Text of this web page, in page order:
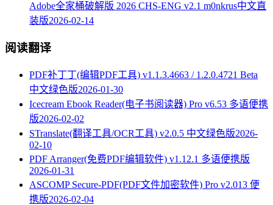
Adobe全家桶破解版 2026 CHS-ENG v2.1 m0nkrus中文直
装版2026-02-14
阅读翻译
PDF补丁丁(编辑PDF工具) v1.1.3.4663 / 1.2.0.4721 Beta
中文绿色版2026-01-30
Icecream Ebook Reader(电子书阅读器) Pro v6.53 多语便携
版2026-02-02
STranslate(翻译工具/OCR工具) v2.0.5 中文绿色版2026-
02-10
PDF Arranger(免费PDF编辑软件) v1.12.1 多语便携版
2026-01-31
ASCOMP Secure-PDF(PDF文件加密软件) Pro v2.013 便
携版2026-02-04